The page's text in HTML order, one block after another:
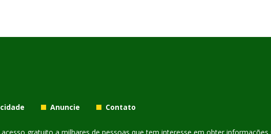
Anuncie Contato